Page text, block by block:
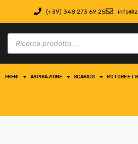
(+39) 348 273 69 25
FRENI ASPIRAZIONE SCARICO MOTORE E